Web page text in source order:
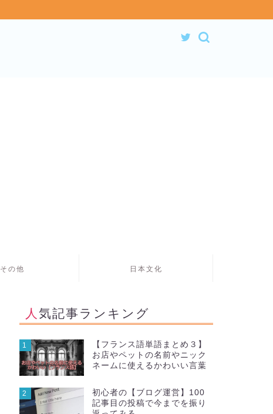
その他 日本文化
人気記事ランキング
1
【フランス語単語まとめ３】
お店やペットの名前やニック
ネームに使えるかわいい言葉
2
初心者の【ブログ運営】100
記事目の投稿で今までを振り